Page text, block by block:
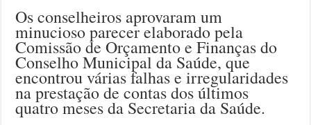
Os conselheiros aprovaram um
minucioso parecer elaborado pela
Comissão de Orçamento e Finanças do
Conselho Municipal da Saúde, que
encontrou várias falhas e irregularidades
na prestação de contas dos últimos
quatro meses da Secretaria da Saúde.